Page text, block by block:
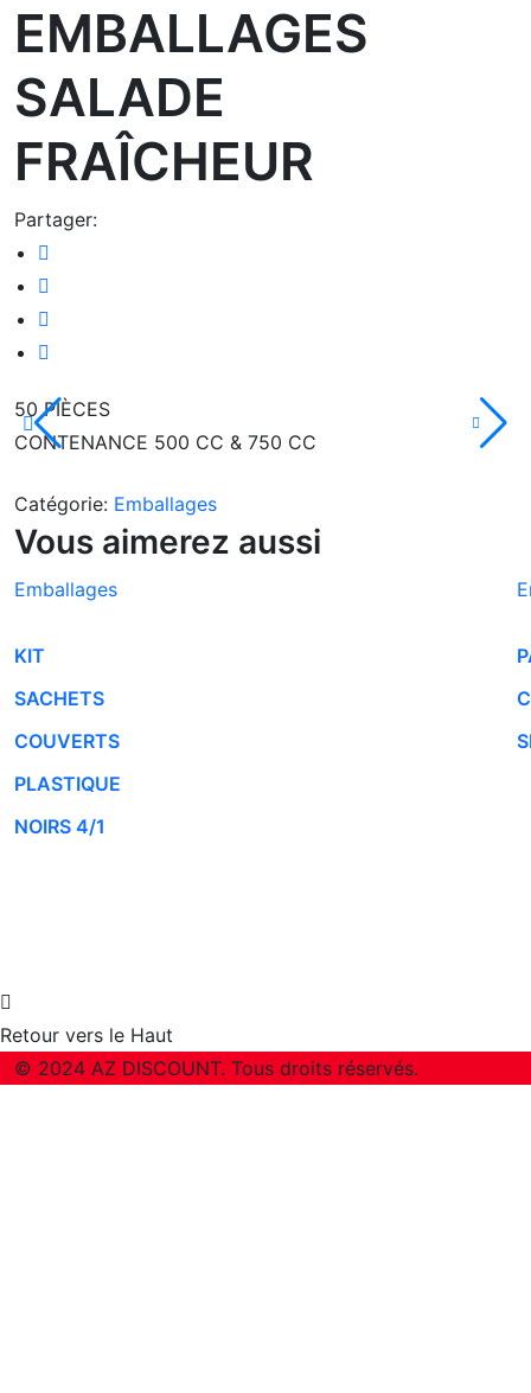
EMBALLAGES
SALADE
FRAÎCHEUR
Partager:
50 PIÈCES
CONTENANCE 500 CC & 750 CC
Catégorie: Emballages
Vous aimerez aussi
Emballages
KIT
SACHETS
COUVERTS
PLASTIQUE
NOIRS 4/1
Retour vers le Haut
© 2024 AZ DISCOUNT. Tous droits réservés.